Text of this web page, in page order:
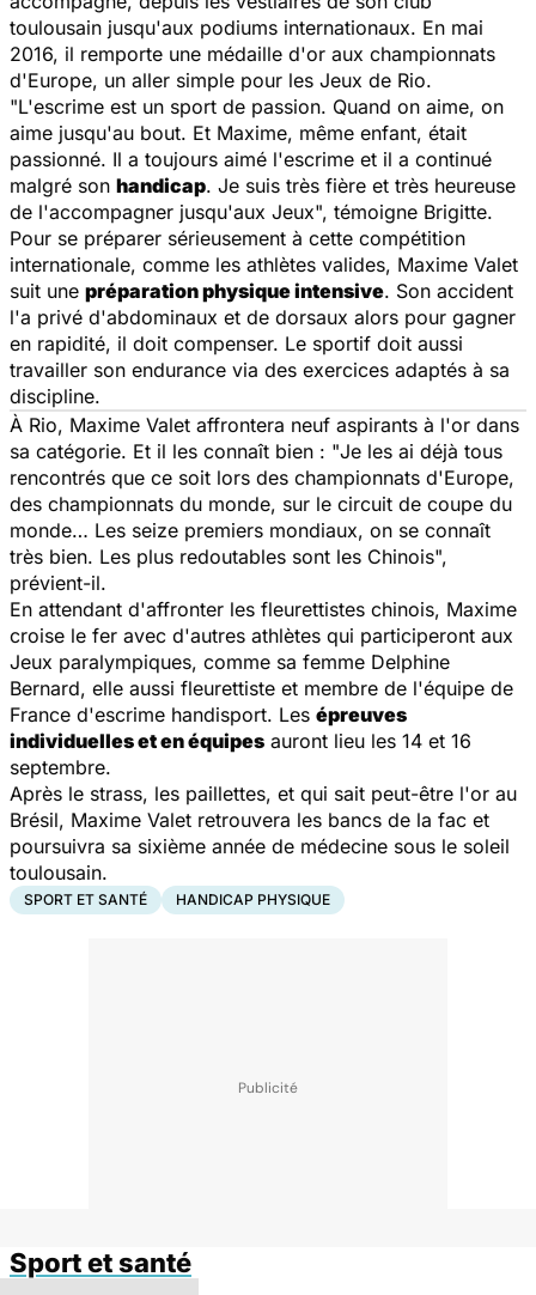
toulousain jusqu'aux podiums internationaux. En mai
2016, il remporte une médaille d'or aux championnats
d'Europe, un aller simple pour les Jeux de Rio.
"L'escrime est un sport de passion. Quand on aime, on
aime jusqu'au bout. Et Maxime, même enfant, était
passionné. Il a toujours aimé l'escrime et il a continué
malgré son handicap. Je suis très fière et très heureuse
de l'accompagner jusqu'aux Jeux", témoigne Brigitte.
Pour se préparer sérieusement à cette compétition
internationale, comme les athlètes valides, Maxime Valet
suit une préparation physique intensive. Son accident
l'a privé d'abdominaux et de dorsaux alors pour gagner
en rapidité, il doit compenser. Le sportif doit aussi
travailler son endurance via des exercices adaptés à sa
discipline.
À Rio, Maxime Valet affrontera neuf aspirants à l'or dans
sa catégorie. Et il les connaît bien : "Je les ai déjà tous
rencontrés que ce soit lors des championnats d'Europe,
des championnats du monde, sur le circuit de coupe du
monde… Les seize premiers mondiaux, on se connaît
très bien. Les plus redoutables sont les Chinois",
prévient-il.
En attendant d'affronter les fleurettistes chinois, Maxime
croise le fer avec d'autres athlètes qui participeront aux
Jeux paralympiques, comme sa femme Delphine
Bernard, elle aussi fleurettiste et membre de l'équipe de
France d'escrime handisport. Les épreuves
individuelles et en équipes auront lieu les 14 et 16
septembre.
Après le strass, les paillettes, et qui sait peut-être l'or au
Brésil, Maxime Valet retrouvera les bancs de la fac et
poursuivra sa sixième année de médecine sous le soleil
toulousain.
SPORT ET SANTÉ HANDICAP PHYSIQUE
Sport et santé